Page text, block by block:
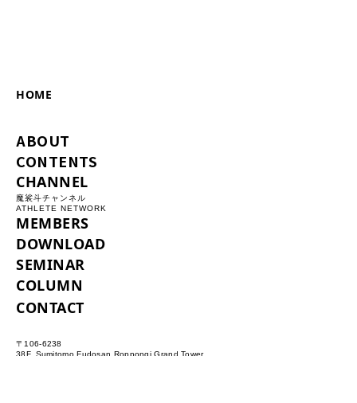
HOME
ABOUT
CONTENTS
CHANNEL
魔裟斗チャンネル
ATHLETE NETWORK
MEMBERS
DOWNLOAD
SEMINAR
COLUMN
CONTACT
〒106-6238
38F, Sumitomo Fudosan Roppongi Grand Tower,